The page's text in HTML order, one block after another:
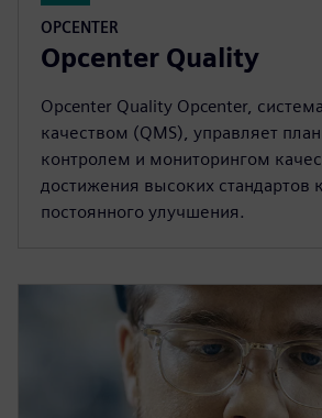
OPCENTER
Opcenter Quality
Opcenter Quality Opcenter,
качеством (QMS), управляет
контролем и мониторингом
достижения высоких стандартов
постоянного улучшения.